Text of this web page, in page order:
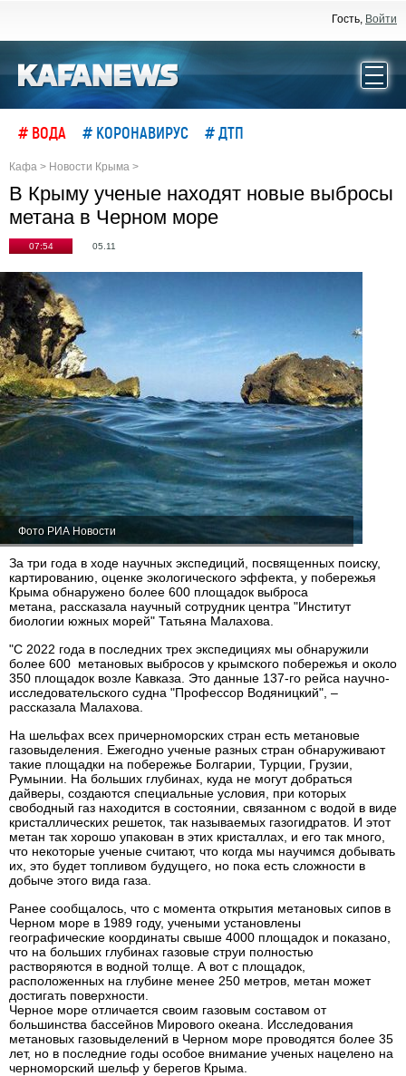
Гость, Войти
# ВОДА # КОРОНАВИРУС # ДТП
Кафа > Новости Крыма >
В Крыму ученые находят новые выбросы
метана в Черном море
07:54 05.11
Фото РИА Новости
За три года в ходе научных экспедиций, посвященных поиску,
картированию, оценке экологического эффекта, у побережья
Крыма обнаружено более 600 площадок выброса
метана, рассказала научный сотрудник центра "Институт
биологии южных морей" Татьяна Малахова.
"С 2022 года в последних трех экспедициях мы обнаружили
более 600 метановых выбросов у крымского побережья и около
350 площадок возле Кавказа. Это данные 137-го рейса научно-
исследовательского судна "Профессор Водяницкий", –
рассказала Малахова.
На шельфах всех причерноморских стран есть метановые
газовыделения. Ежегодно ученые разных стран обнаруживают
такие площадки на побережье Болгарии, Турции, Грузии,
Румынии. На больших глубинах, куда не могут добраться
дайверы, создаются специальные условия, при которых
свободный газ находится в состоянии, связанном с водой в виде
кристаллических решеток, так называемых газогидратов. И этот
метан так хорошо упакован в этих кристаллах, и его так много,
что некоторые ученые считают, что когда мы научимся добывать
их, это будет топливом будущего, но пока есть сложности в
добыче этого вида газа.
Ранее сообщалось, что с момента открытия метановых сипов в
Черном море в 1989 году, учеными установлены
географические координаты свыше 4000 площадок и показано,
что на больших глубинах газовые струи полностью
растворяются в водной толще. А вот с площадок,
расположенных на глубине менее 250 метров, метан может
достигать поверхности.
Черное море отличается своим газовым составом от
большинства бассейнов Мирового океана. Исследования
метановых газовыделений в Черном море проводятся более 35
лет, но в последние годы особое внимание ученых нацелено на
черноморский шельф у берегов Крыма.